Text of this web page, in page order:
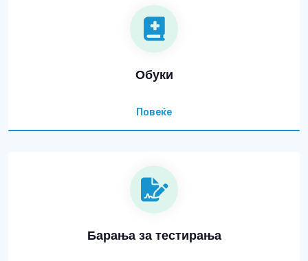
Обуки
Повеќе
Барања за тестирања